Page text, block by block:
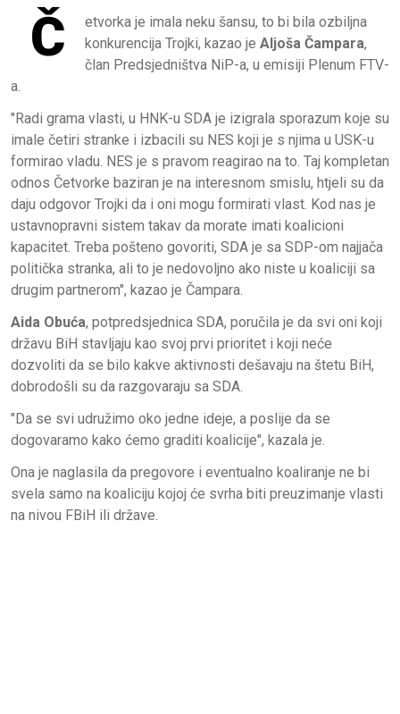
Č
etvorka je imala neku šansu, to bi bila ozbiljna
konkurencija Trojki, kazao je Aljoša Čampara,
član Predsjedništva NiP-a, u emisiji Plenum FTV-
a.
"Radi grama vlasti, u HNK-u SDA je izigrala sporazum koje su
imale četiri stranke i izbacili su NES koji je s njima u USK-u
formirao vladu. NES je s pravom reagirao na to. Taj kompletan
odnos Četvorke baziran je na interesnom smislu, htjeli su da
daju odgovor Trojki da i oni mogu formirati vlast. Kod nas je
ustavnopravni sistem takav da morate imati koalicioni
kapacitet. Treba pošteno govoriti, SDA je sa SDP-om najjača
politička stranka, ali to je nedovoljno ako niste u koaliciji sa
drugim partnerom", kazao je Čampara.
Aida Obuća, potpredsjednica SDA, poručila je da svi oni koji
državu BiH stavljaju kao svoj prvi prioritet i koji neće
dozvoliti da se bilo kakve aktivnosti dešavaju na štetu BiH,
dobrodošli su da razgovaraju sa SDA.
"Da se svi udružimo oko jedne ideje, a poslije da se
dogovaramo kako ćemo graditi koalicije", kazala je.
Ona je naglasila da pregovore i eventualno koaliranje ne bi
svela samo na koaliciju kojoj će svrha biti preuzimanje vlasti
na nivou FBiH ili države.